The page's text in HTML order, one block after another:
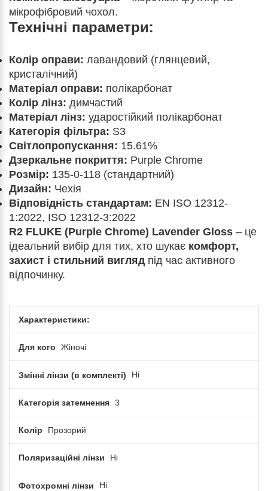
мікрофібровий чохол.
Технічні параметри:
Колір оправи: лавандовий (глянцевий,
кристалічний)
Матеріал оправи: полікарбонат
Колір лінз: димчастий
Матеріал лінз: ударостійкий полікарбонат
Категорія фільтра: S3
Світлопропускання: 15.61%
Дзеркальне покриття: Purple Chrome
Розмір: 135-0-118 (стандартний)
Дизайн: Чехія
Відповідність стандартам: EN ISO 12312-
1:2022, ISO 12312-3:2022
R2 FLUKE (Purple Chrome) Lavender Gloss – це
ідеальний вибір для тих, хто шукає комфорт,
захист і стильний вигляд під час активного
відпочинку.
Характеристики:
Для кого Жіночі
Змінні лінзи (в комплекті) Ні
Категорія затемнення 3
Колір Прозорий
Поляризаційні лінзи Ні
Фотохромні лінзи Ні